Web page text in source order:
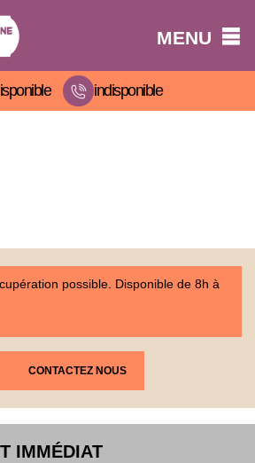
MENU
indisponible
possible. Disponible de 8h à
CONTACTEZ NOUS
IMMÉDIAT